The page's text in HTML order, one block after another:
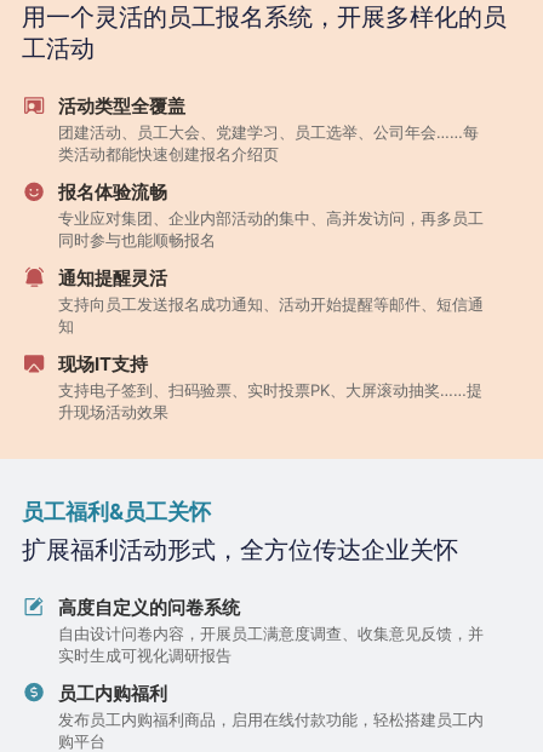
用一个灵活的员工报名系统，开展多样化的员
工活动
活动类型全覆盖
团建活动、员工大会、党建学习、员工选举、公司年会……每
类活动都能快速创建报名介绍页
报名体验流畅
专业应对集团、企业内部活动的集中、高并发访问，再多员工
同时参与也能顺畅报名
通知提醒灵活
支持向员工发送报名成功通知、活动开始提醒等邮件、短信通
知
现场IT支持
支持电子签到、扫码验票、实时投票PK、大屏滚动抽奖……提
升现场活动效果
员工福利&员工关怀
扩展福利活动形式，全方位传达企业关怀
高度自定义的问卷系统
自由设计问卷内容，开展员工满意度调查、收集意见反馈，并
实时生成可视化调研报告
员工内购福利
发布员工内购福利商品，启用在线付款功能，轻松搭建员工内
购平台